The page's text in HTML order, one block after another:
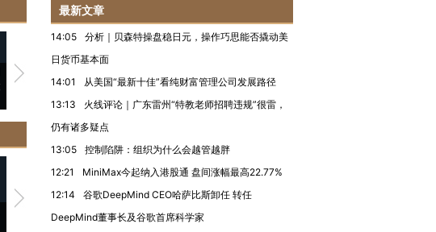
马航飞行员跨国走私7万
粒摇头丸 尿检体内含3种
泽连斯基密集出访美英 索
要防空导弹“救急”
秘鲁纳斯卡观光飞机坠毁
13人遇难
【推广】走进第四届链博
会，让数智科技“链”接产
【特别呈现】寻找100种
有意思的生活方式·第三对
最新文章
14:05
分析｜贝森特操盘稳日元，操作巧思能否撬动美
日货币基本面
14:01
从美国“最新十佳”看纯财富管理公司发展路径
13:13
火线评论｜广东雷州“特教老师招聘违规”很雷，
仍有诸多疑点
13:05
控制陷阱：组织为什么会越管越胖
12:21
MiniMax今起纳入港股通 盘间涨幅最高22.77%
12:14
谷歌DeepMind CEO哈萨比斯卸任 转任
DeepMind董事长及谷歌首席科学家